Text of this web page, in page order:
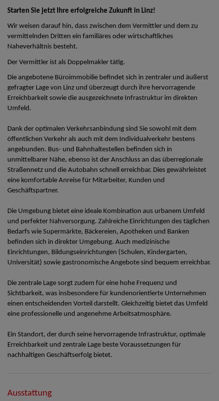
Starten Sie jetzt Ihre erfolgreiche Zukunft in Linz!
Wir weisen darauf hin, dass zwischen dem Vermittler und dem zu
vermittelnden Dritten ein familiäres oder wirtschaftliches
Naheverhältnis besteht.
Der Vermittler ist als Doppelmakler tätig.
Die angebotene Büroimmobilie befindet sich in zentraler und äußerst
gefragter Lage von Linz und überzeugt durch ihre hervorragende
Erreichbarkeit sowie die ausgezeichnete Infrastruktur im direkten
Umfeld.
Dank der optimalen Verkehrsanbindung sind Sie sowohl mit dem
öffentlichen Verkehr als auch mit dem Individualverkehr bestens
angebunden. Bus- und Bahnhaltestellen befinden sich in
unmittelbarer Nähe, ebenso ist der Anschluss an das überregionale
Straßennetz und die Autobahn schnell erreichbar. Dies gewährleistet
eine komfortable Anreise für Mitarbeiter, Kunden und
Geschäftspartner.
Die Umgebung bietet eine ideale Kombination aus urbanem Umfeld
und perfekter Nahversorgung. Zahlreiche Einrichtungen des täglichen
Bedarfs wie Supermärkte, Bäckereien, Apotheken und Banken
befinden sich in direkter Umgebung. Auch medizinische
Einrichtungen, Bildungseinrichtungen (Schulen, Kindergarten,
Universität) sowie gastronomische Angebote sind bequem erreichbar.
Die zentrale Lage sorgt zudem für eine hohe Frequenz und
Sichtbarkeit, was insbesondere für kundenorientierte Unternehmen
einen entscheidenden Vorteil darstellt. Gleichzeitig bietet das Umfeld
eine professionelle und angenehme Arbeitsatmosphäre.
Ein Standort, der durch seine hervorragende Infrastruktur, optimale
Erreichbarkeit und zentrale Lage beste Voraussetzungen für
nachhaltigen Geschäftserfolg bietet.
Ausstattung